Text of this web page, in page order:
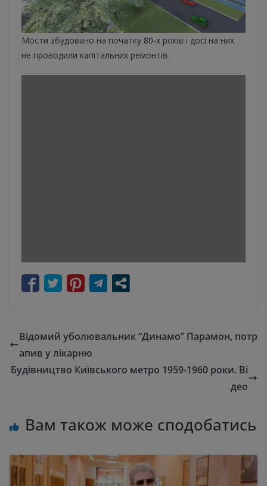
Мости збудовано на початку 80-х років і досі на них
не проводили капітальних ремонтів.
Відомий уболювальник “Динамо” Парамон, потр
апив у лікарню
Будівництво Київського метро 1959-1960 роки. Ві
део
Вам також може сподобатись